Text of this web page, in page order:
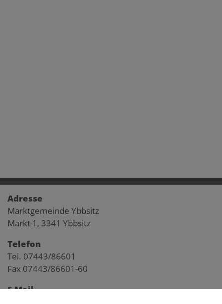
Adresse
Marktgemeinde Ybbsitz
Markt 1, 3341 Ybbsitz
Telefon
Tel. 07443/86601
Fax 07443/86601-60
E-Mail